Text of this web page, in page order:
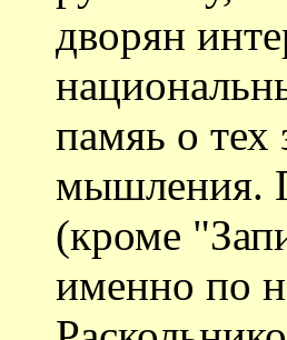
дворян
памяь о тех
мышления.
(кроме
именно по